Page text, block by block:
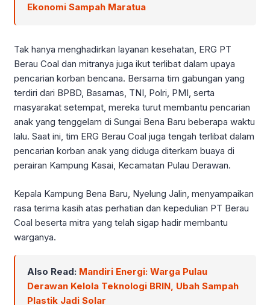
Ekonomi Sampah Maratua
Tak hanya menghadirkan layanan kesehatan, ERG PT
Berau Coal dan mitranya juga ikut terlibat dalam upaya
pencarian korban bencana. Bersama tim gabungan yang
terdiri dari BPBD, Basarnas, TNI, Polri, PMI, serta
masyarakat setempat, mereka turut membantu pencarian
anak yang tenggelam di Sungai Bena Baru beberapa waktu
lalu. Saat ini, tim ERG Berau Coal juga tengah terlibat dalam
pencarian korban anak yang diduga diterkam buaya di
perairan Kampung Kasai, Kecamatan Pulau Derawan.
Kepala Kampung Bena Baru, Nyelung Jalin, menyampaikan
rasa terima kasih atas perhatian dan kepedulian PT Berau
Coal beserta mitra yang telah sigap hadir membantu
warganya.
Also Read: Mandiri Energi: Warga Pulau
Derawan Kelola Teknologi BRIN, Ubah Sampah
Plastik Jadi Solar